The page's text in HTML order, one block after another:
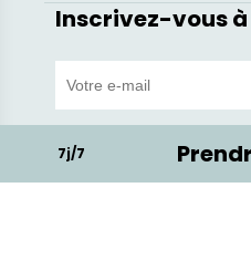
7j/7
Inscrivez-vous